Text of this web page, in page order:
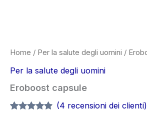
Home / Per la salute degli uomini /
Per la salute degli uomini
Eroboost capsule
(4 recensioni dei clienti)